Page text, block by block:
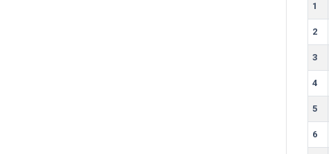
1
2
3
4
5
6